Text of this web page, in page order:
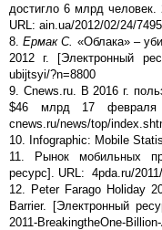
достигло 6 млрд человек.
URL: ain.ua/2012/02/24/
8.Ермак С. «Облака» –
2012 г. [Электронный
ubijtsyi/?n=8800
9. Cnews.ru. В 2016 г.
$46 млрд 17 февраля
cnews.ru/news/top/
10. Infographic: Mobile
11. Рынок мобильных
ресурс]. URL: 4pda.ru/
12. Peter Farago Holiday
Barrier. [Электронный
2011-BreakingtheOne-